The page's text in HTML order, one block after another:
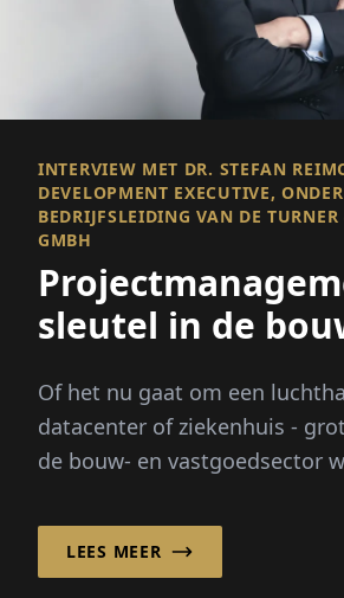
INTERVIEW MET DR. STEFAN
DEVELOPMENT EXECUTIVE,
BEDRIJFSLEIDING VAN DE
GMBH
sleutel in de
Of het nu gaat om een
datacenter of ziekenhuis -
de bouw- en vastgoedsector
GmbH heeft zich da...
LEES MEER